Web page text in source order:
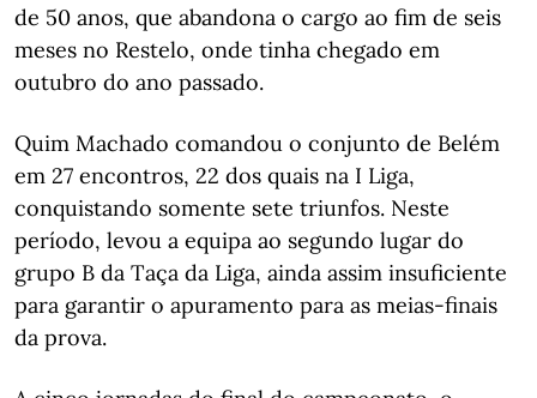
de 50 anos, que abandona o cargo ao fim de seis
meses no Restelo, onde tinha chegado em
outubro do ano passado.
Quim Machado comandou o conjunto de Belém
em 27 encontros, 22 dos quais na I Liga,
conquistando somente sete triunfos. Neste
período, levou a equipa ao segundo lugar do
grupo B da Taça da Liga, ainda assim insuficiente
para garantir o apuramento para as meias-finais
da prova.